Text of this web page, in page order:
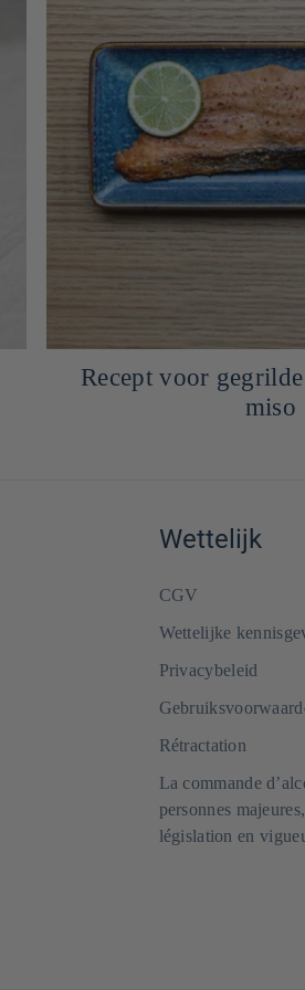
Latte miso
Wettelijk
CGV
Wettelijke
Privacybeleid
Rétractation
La commande
personnes
législation en